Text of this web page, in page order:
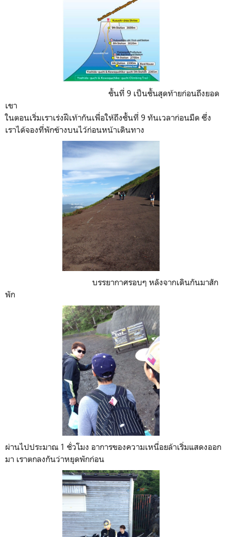
ชั้นที่ 9 เป็นชั้นสุดท้ายก่อนถึงยอด
เขา
ในตอนเริ่มเราเร่งฝีเท้ากันเพื่อให้ถึงชั้นที่ 9 ทันเวลาก่อนมืด ซึ่ง
เราได้จองที่พักข้างบนไว้ก่อนหน้าเดินทาง
บรรยากาศรอบๆ หลังจากเดินกันมาสัก
พัก
ผ่านไปประมาณ 1 ชั่วโมง อาการของความเหนื่อยล้าเริ่มแสดงออก
มา เราตกลงกันว่าหยุดพักก่อน